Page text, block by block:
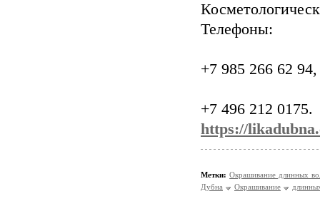
Телефоны:
+7 985 266 62 94,
+7 496 212 0175.
https://
Метки: Окрашивание длинных
Дубна
Окрашивание